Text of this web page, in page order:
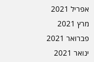
אפריל 2021
מרץ 2021
פברואר 2021
ינואר 2021